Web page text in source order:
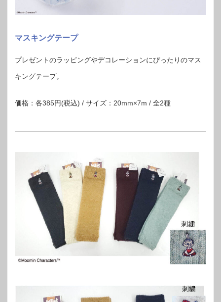
マスキングテープ
プレゼントのラッピングやデコレーションにぴったりのマス
キングテープ。
価格：各385円(税込) / サイズ：20mm×7m / 全2種